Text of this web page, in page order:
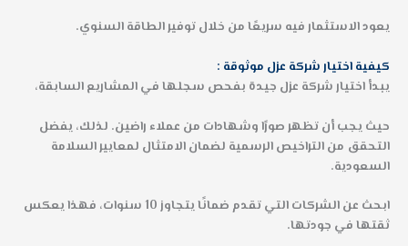
يعود الاستثمار فيه سريعًا من خلال توفير الطاقة السنوي.
كيفية اختيار شركة عزل موثوقة :
يبدأ اختيار شركة عزل جيدة بفحص سجلها في المشاريع السابقة،
حيث يجب أن تظهر صورًا وشهادات من عملاء راضين. لذلك، يفضل
التحقق من التراخيص الرسمية لضمان الامتثال لمعايير السلامة
السعودية.
ابحث عن الشركات التي تقدم ضمانًا يتجاوز 10 سنوات، فهذا يعكس
ثقتها في جودتها.